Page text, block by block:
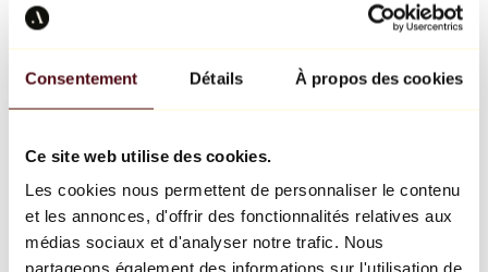
Consentement Détails À propos des cookies
Ce site web utilise des cookies.
Les cookies nous permettent de personnaliser le contenu
et les annonces, d'offrir des fonctionnalités relatives aux
médias sociaux et d'analyser notre trafic. Nous
partageons également des informations sur l'utilisation de
Richard Orlinski
Keith Haring
Jeff Koons
Jean-Michel Basquiat
Tous les designers
Œuvre de la semaine